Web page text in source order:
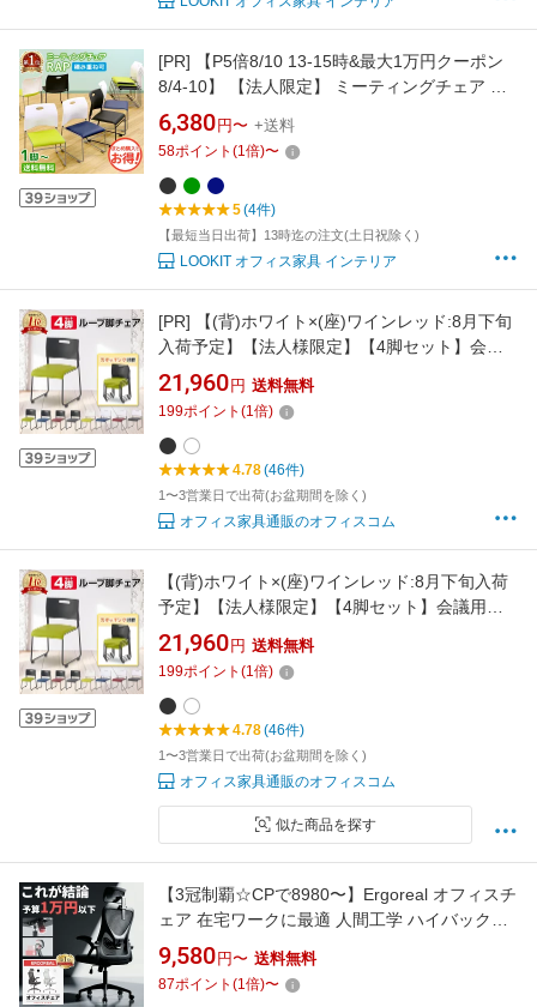
[PR]
【P5倍8/10 13-15時&最大1万円クーポン
8/4-10】 【法人限定】 ミーティングチェア ス
タッキングチェア 椅子 スタッキング 会議用椅
子 会議チェア 軽量 積み重ね 会議室 完成品 セ
ミナー 疲れにくい Rap-SC-S
6,380 円〜 +送料
58ポイント (1倍)〜
5(4件)
【最短当日出荷】13時迄の注文(土日祝除く)
LOOKIT オフィス家具 インテリア
[PR]
【(背)ホワイト×(座)ワインレッド:8月下旬
入荷予定】【法人様限定】【4脚セット】会議
用チェア ミーティングチェア 完成品 スタッキ
ング 取っ手付き アグレアチェア 幅475×奥行
545×高さ750mm スタッキングチェア 会議用椅
子 会議椅子 会議室 椅子 チェア 会議
21,960 円 送料無料
199ポイント (1倍)
4.78(46件)
1〜3営業日で出荷(お盆期間を除く)
オフィス家具通販のオフィスコム
【(背)ホワイト×(座)ワインレッド:8月下旬入荷
予定】【法人様限定】【4脚セット】会議用チ
ェア ミーティングチェア 完成品 スタッキング
取っ手付き アグレアチェア 幅475×奥行545×高
さ750mm スタッキングチェア 会議用椅子 会議
椅子 会議室 椅子 チェア 会議
21,960 円 送料無料
199ポイント (1倍)
4.78(46件)
1〜3営業日で出荷(お盆期間を除く)
オフィス家具通販のオフィスコム
似た商品を探す
【3冠制覇☆CPで8980〜】Ergoreal オフィスチ
ェア 在宅ワークに最適 人間工学 ハイバックメ
ッシュおしゃれ ランバー&ヘッドサポート 可動
アーム ロッキングリクライニング デスクチェ
ア 長時間作業 8時間快適 姿勢サポート 通気性
9,580 円〜 送料無料
87ポイント (1倍)〜